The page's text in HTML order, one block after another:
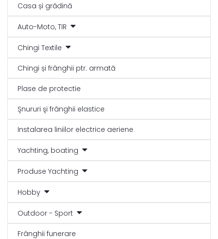
Casa și grădină
Auto-Moto, TIR
Chingi Textile
Chingi și frânghii ptr. armată
Plase de protectie
Şnururi şi frânghii elastice
Instalarea liniilor electrice aeriene
Yachting, boating
Produse Yachting
Hobby
Outdoor - Sport
Frânghii funerare